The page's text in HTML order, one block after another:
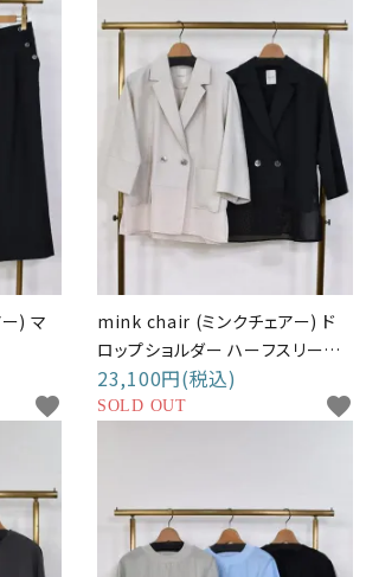
) マ
favorite
mink chair (ミンクチェアー) ド
ロップショルダー ハーフスリーブ
ジャケット
23,100円(税込)
SOLD OUT favorite